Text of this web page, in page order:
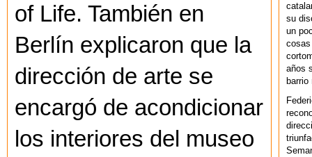
of Life. También en
Berlín explicaron que la
dirección de arte se
encargó de acondicionar
los interiores del museo
su
un
cosas
años